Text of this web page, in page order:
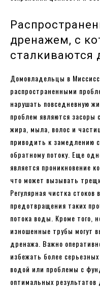
дренажем, с
сталкиваются
Домовладельцы в
распространенными
нарушать повседневную
проблем являются засоры
жира, мыла, волос и
приводить к замедлению
обратному потоку. Еще
является проникновение
что может вызывать
Регулярная чистка
предотвращения таких
потока воды. Кроме того,
изношенные трубы могут
дренажа. Важно
избежать более
водой или проблемы с
оптимальных